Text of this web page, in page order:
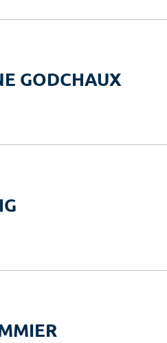
GODCHAUX